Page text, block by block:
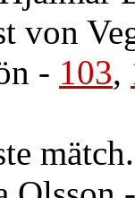
von
- 103,